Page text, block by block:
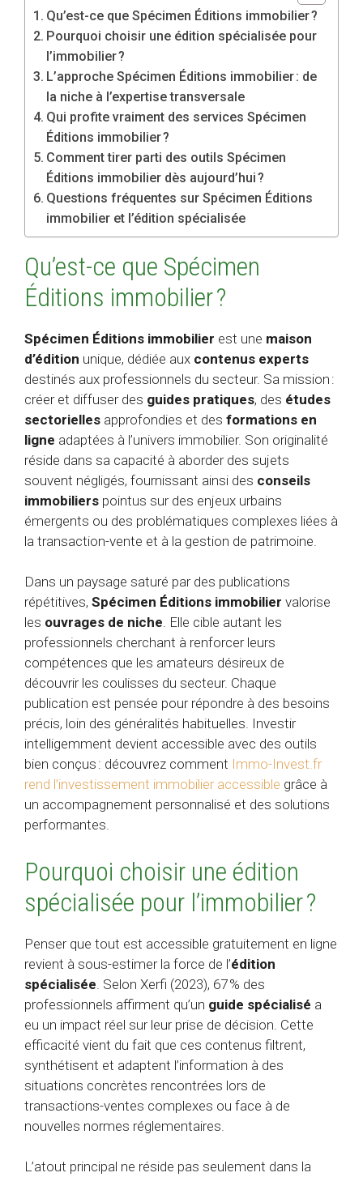
Qu’est-ce que Spécimen Éditions immobilier ?
Pourquoi choisir une édition spécialisée pour
l’immobilier ?
L’approche Spécimen Éditions immobilier : de
la niche à l’expertise transversale
Qui profite vraiment des services Spécimen
Éditions immobilier ?
Comment tirer parti des outils Spécimen
Éditions immobilier dès aujourd’hui ?
Questions fréquentes sur Spécimen Éditions
immobilier et l’édition spécialisée
Qu’est-ce que Spécimen
Éditions immobilier ?
Spécimen Éditions immobilier est une maison
d’édition unique, dédiée aux contenus experts
destinés aux professionnels du secteur. Sa mission :
créer et diffuser des guides pratiques, des études
sectorielles approfondies et des formations en
ligne adaptées à l’univers immobilier. Son originalité
réside dans sa capacité à aborder des sujets
souvent négligés, fournissant ainsi des conseils
immobiliers pointus sur des enjeux urbains
émergents ou des problématiques complexes liées à
la transaction-vente et à la gestion de patrimoine.
Dans un paysage saturé par des publications
répétitives, Spécimen Éditions immobilier valorise
les ouvrages de niche. Elle cible autant les
professionnels cherchant à renforcer leurs
compétences que les amateurs désireux de
découvrir les coulisses du secteur. Chaque
publication est pensée pour répondre à des besoins
précis, loin des généralités habituelles. Investir
intelligemment devient accessible avec des outils
bien conçus : découvrez comment Immo-Invest.fr
rend l’investissement immobilier accessible grâce à
un accompagnement personnalisé et des solutions
performantes.
Pourquoi choisir une édition
spécialisée pour l’immobilier ?
Penser que tout est accessible gratuitement en ligne
revient à sous-estimer la force de l’édition
spécialisée . Selon Xerfi (2023), 67 % des
professionnels affirment qu’un guide spécialisé a
eu un impact réel sur leur prise de décision. Cette
efficacité vient du fait que ces contenus filtrent,
synthétisent et adaptent l’information à des
situations concrètes rencontrées lors de
transactions-ventes complexes ou face à de
nouvelles normes réglementaires.
L’atout principal ne réside pas seulement dans la